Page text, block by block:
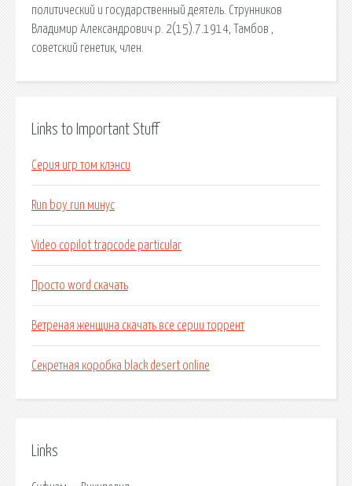
политический и государственный деятель. Струнников
Владимир Александрович р. 2(15).7.1914, Тамбов ,
советский генетик, член.
Links to Important Stuff
Серия игр том клэнси
Run boy run минус
Video copilot trapcode particular
Просто word скачать
Ветреная женщина скачать все серии торрент
Секретная коробка black desert online
Links